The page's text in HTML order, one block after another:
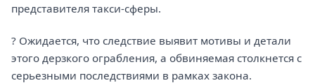
представителя такси-сферы.
?️ Ожидается, что следствие выявит мотивы и детали
этого дерзкого ограбления, а обвиняемая столкнется с
серьезными последствиями в рамках закона.